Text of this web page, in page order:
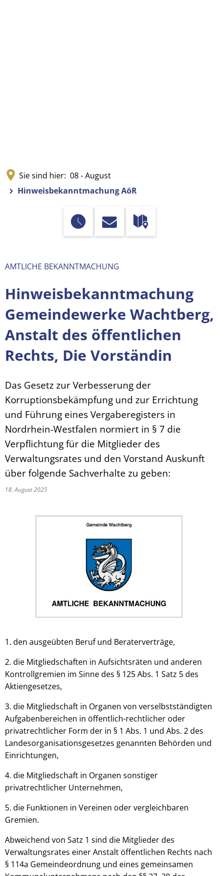
Sie sind hier: 08 - August
Hinweisbekanntmachung AöR
AMTLICHE BEKANNTMACHUNG
Hinweisbekanntmachung
Gemeindewerke Wachtberg,
Anstalt des öffentlichen
Rechts, Die Vorständin
Das Gesetz zur Verbesserung der
Korruptionsbekämpfung und zur Errichtung
und Führung eines Vergaberegisters in
Nordrhein-Westfalen normiert in § 7 die
Verpflichtung für die Mitglieder des
Verwaltungsrates und den Vorstand Auskunft
über folgende Sachverhalte zu geben:
18. August 2025
1. den ausgeübten Beruf und Beraterverträge,
2. die Mitgliedschaften in Aufsichtsräten und anderen
Kontrollgremien im Sinne des § 125 Abs. 1 Satz 5 des
Aktiengesetzes,
3. die Mitgliedschaft in Organen von verselbstständigten
Aufgabenbereichen in öffentlich-rechtlicher oder
privatrechtlicher Form der in § 1 Abs. 1 und Abs. 2 des
Landesorganisationsgesetzes genannten Behörden und
Einrichtungen,
4. die Mitgliedschaft in Organen sonstiger
privatrechtlicher Unternehmen,
5. die Funktionen in Vereinen oder vergleichbaren
Gremien.
Abweichend von Satz 1 sind die Mitglieder des
Verwaltungsrates einer Anstalt öffentlichen Rechts nach
§ 114a Gemeindeordnung und eines gemeinsamen